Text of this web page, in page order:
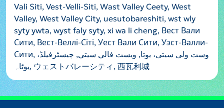
Vali Siti, Vest-Velli-Siti, Wast Valley Ceety, West
Valley, West Valley City, uesutobareshiti, wst wly
syty ywta, wyst faly syty, xi wa li cheng, Вест Вали
Сити, Вест-Веллі-Сіті, Уест Вали Сити, Уэст-Валли-
Сити, وست ولی سیتی، یوتا, ويست فالي سيتي, چیسٹرفیلڈ،
یوٹاہ, ウェストバレーシティ, 西瓦利城